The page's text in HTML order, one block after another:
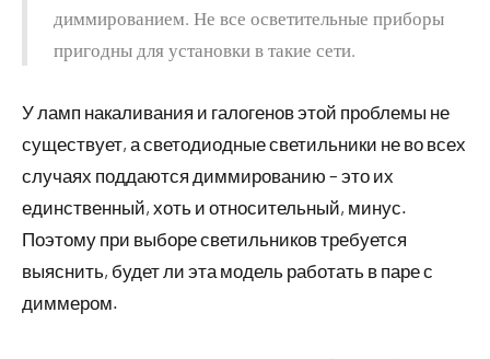
диммированием. Не все осветительные приборы
пригодны для установки в такие сети.
У ламп накаливания и галогенов этой проблемы не
существует, а светодиодные светильники не во всех
случаях поддаются диммированию – это их
единственный, хоть и относительный, минус.
Поэтому при выборе светильников требуется
выяснить, будет ли эта модель работать в паре с
диммером.